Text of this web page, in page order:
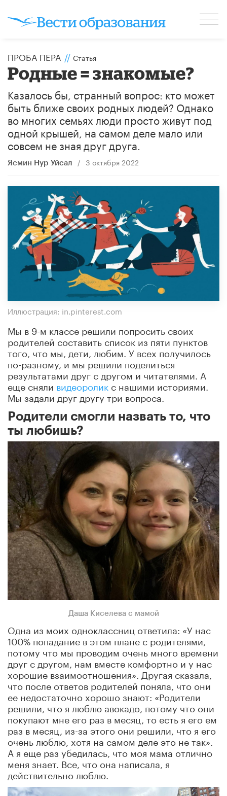
ПРОБА ПЕРА // Статья
Родные = знакомые?
Казалось бы, странный вопрос: кто может
быть ближе своих родных людей? Однако
во многих семьях люди просто живут под
одной крышей, на самом деле мало или
совсем не зная друг друга.
Ясмин Нур Уйсал / 3 октября 2022
Иллюстрация: in.pinterest.com
Мы в 9-м классе решили попросить своих
родителей составить список из пяти пунктов
того, что мы, дети, любим. У всех получилось
по-разному, и мы решили поделиться
результатами друг с другом и читателями. А
еще сняли видеоролик с нашими историями.
Мы задали друг другу три вопроса.
Родители смогли назвать то, что
ты любишь?
Даша Киселева с мамой
Одна из моих одноклассниц ответила: «У нас
100% попадание в этом плане с родителями,
потому что мы проводим очень много времени
друг с другом, нам вместе комфортно и у нас
хорошие взаимоотношения». Другая сказала,
что после ответов родителей поняла, что они
ее недостаточно хорошо знают: «Родители
решили, что я люблю авокадо, потому что они
покупают мне его раз в месяц, то есть я его ем
раз в месяц, из-за этого они решили, что я его
очень люблю, хотя на самом деле это не так».
А я еще раз убедилась, что моя мама отлично
меня знает. Все, что она написала, я
действительно люблю.